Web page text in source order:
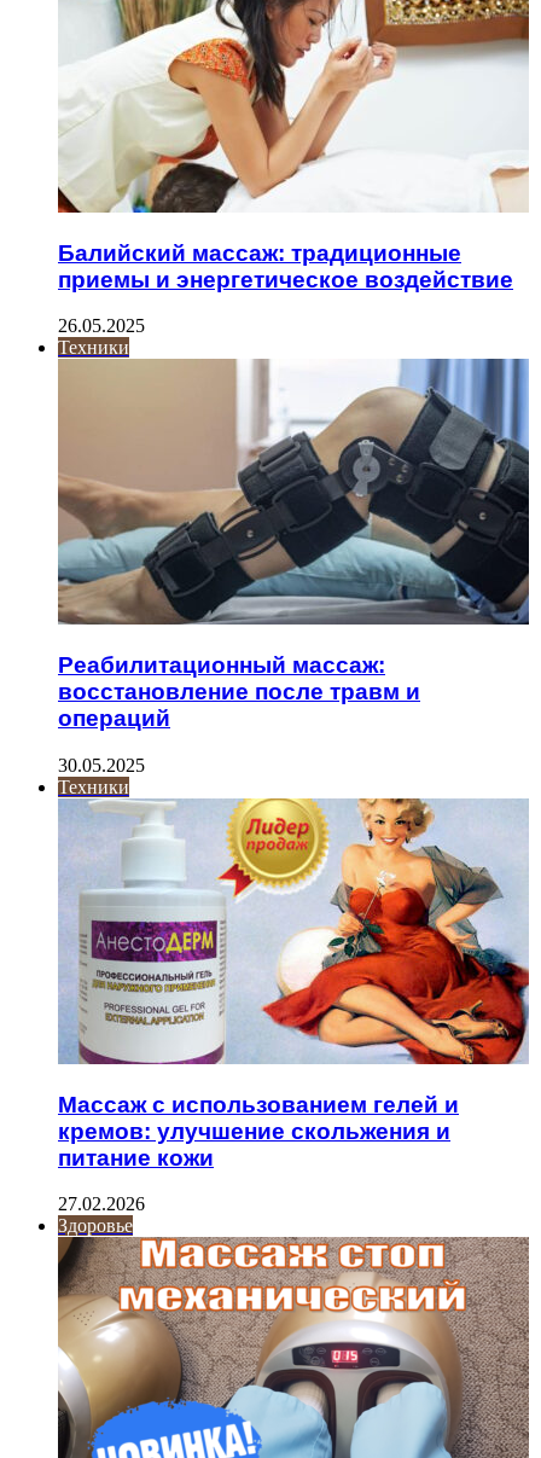
Балийский массаж: традиционные
приемы и энергетическое воздействие
26.05.2025
Техники
Реабилитационный массаж:
восстановление после травм и
операций
30.05.2025
Техники
Массаж с использованием гелей и
кремов: улучшение скольжения и
питание кожи
27.02.2026
Здоровье